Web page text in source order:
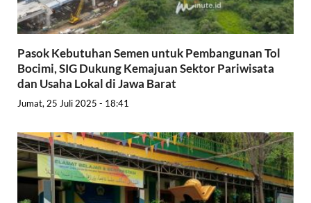
Pasok Kebutuhan Semen untuk Pembangunan Tol
Bocimi, SIG Dukung Kemajuan Sektor Pariwisata
dan Usaha Lokal di Jawa Barat
Jumat, 25 Juli 2025 - 18:41